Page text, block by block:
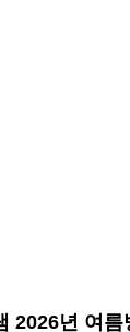
2026년 여